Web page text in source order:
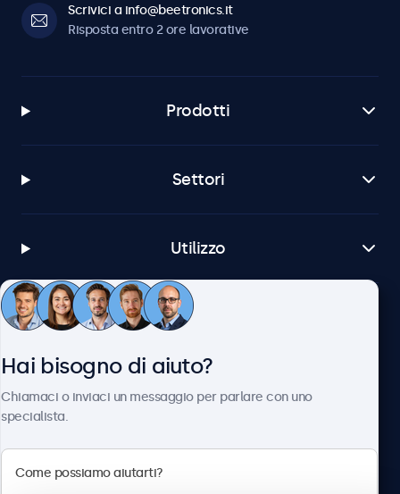
Scrivici a info@beetronics.it
Risposta entro 2 ore lavorative
Prodotti
Settori
Utilizzo
Servizio Clienti
Hai bisogno di aiuto?
Chiamaci o inviaci un messaggio per parlare con uno
specialista.